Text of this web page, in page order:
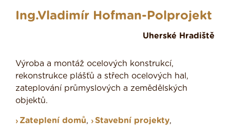
Ing.Vladimír Hofman-Polprojekt
Uherské Hradiště
Výroba a montáž ocelových konstrukcí,
rekonstrukce plášťů a střech ocelových hal,
zateplování průmyslových a zemědělských
objektů.
Zateplení domů, Stavební projekty,